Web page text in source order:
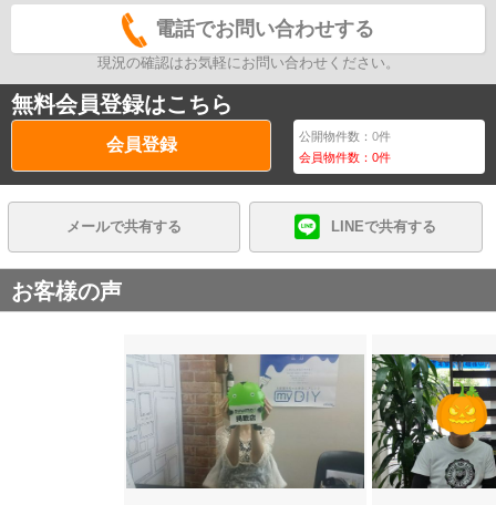
電話でお問い合わせする
現況の確認はお気軽にお問い合わせください。
無料会員登録はこちら
会員登録 公開物件数：0件
会員物件数：0件
メールで共有する LINEで共有する
お客様の声